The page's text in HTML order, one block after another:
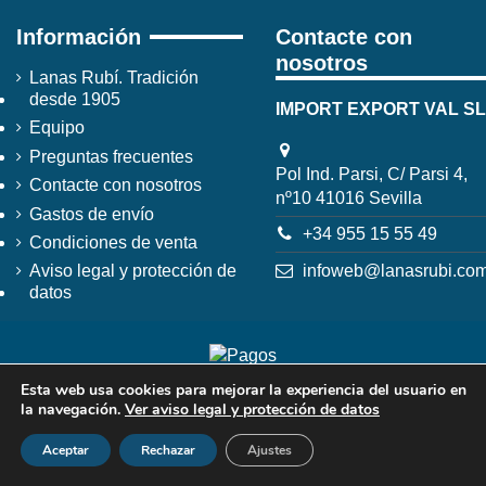
Información
Lanas Rubí. Tradición
desde 1905
Equipo
Preguntas frecuentes
Contacte con nosotros
Gastos de envío
Condiciones de venta
Aviso legal y protección de
datos
Contacte con
nosotros
IMPORT EXPORT VAL SL
Pol Ind. Parsi, C/ Parsi 4,
nº10 41016 Sevilla
+34 955 15 55 49
Esta web usa cookies para mejorar la experiencia del usuario en
la navegación. Ver aviso legal y protección de datos
Aceptar Rechazar Ajustes